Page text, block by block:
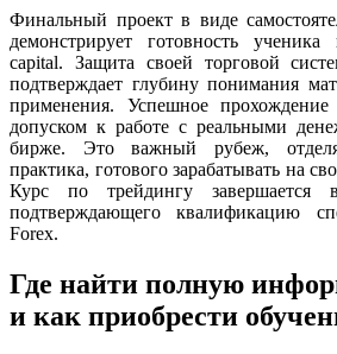
Финальный проект в виде
демонстрирует готовность
capital. Защита своей торговой
подтверждает глубину понимания
применения. Успешное прохождение
допуском к работе с реальными
бирже. Это важный рубеж,
практика, готового зарабатывать на
Курс по трейдингу завершается
подтверждающего квалификацию
Forex.
Где найти полную
и как приобрести